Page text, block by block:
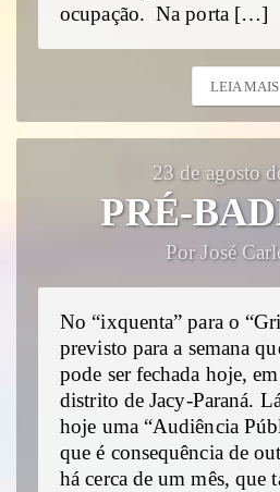
ocupação. Na porta […]
LEIA MAIS
23 de agosto
PRÉ-
Por José
No “ixquenta” para o
previsto para a semana
pode ser fechada hoje,
distrito de Jacy-Paraná.
hoje uma “Audiência
que é consequência de
há cerca de um mês, que